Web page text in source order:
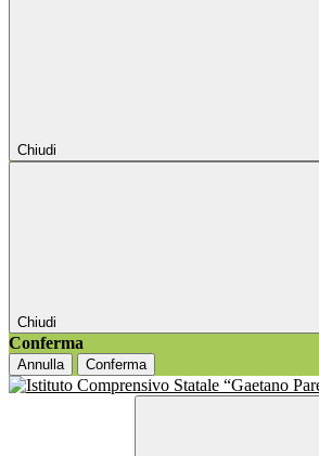
Chiudi
Chiudi
Conferma
Annulla Conferma